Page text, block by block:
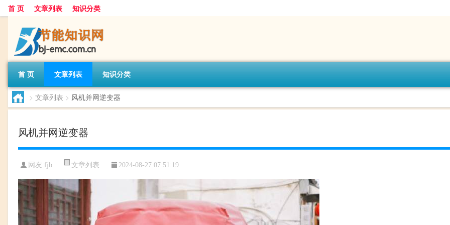
首 页 文章列表 知识分类
首 页 文章列表 知识分类
> 文章列表 > 风机并网逆变器
风机并网逆变器
网友:fjb 文章列表 2024-08-27 07:51:19